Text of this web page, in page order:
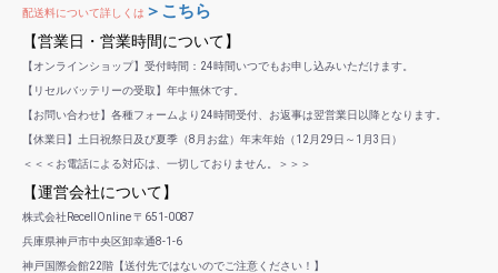
配送料について詳しくは ＞こちら
【営業日・営業時間について】
【オンラインショップ】受付時間：24時間いつでもお申し込みいただけます。
【リセルバッテリーの受取】年中無休です。
【お問い合わせ】各種フォームより24時間受付、お返事は翌営業日以降となります。
【休業日】土日祝祭日及び夏季（8月お盆）年末年始（12月29日～1月3日）
＜＜＜お電話による対応は、一切しておりません。＞＞＞
【運営会社について】
株式会社RecellOnline 〒651-0087
兵庫県神戸市中央区卸幸通8-1-6
神戸国際会館22階【送付先ではないのでご注意ください！】